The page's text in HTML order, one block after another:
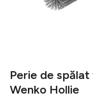
Perie de spălat
Wenko Hollie